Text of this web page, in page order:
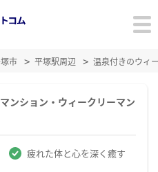
市 平塚駅周辺 温泉付きのウィ
ンション・ウィークリーマン
疲れた体と心を深く癒す